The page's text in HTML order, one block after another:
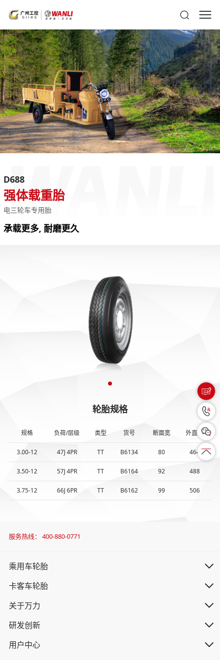
D688
强体载重胎
电三轮车专用胎
承载更多, 耐磨更久
轮胎规格
规格 负荷/层级 类型 货号 断面宽 外直径
3.00-12 47J 4PR TT B6134 80 464
3.50-12 57J 4PR TT B6164 92 488
3.75-12 66J 6PR TT B6162 99 506
服务热线： 400-880-0771
乘用车轮胎
卡客车轮胎
关于万力
研发创新
用户中心